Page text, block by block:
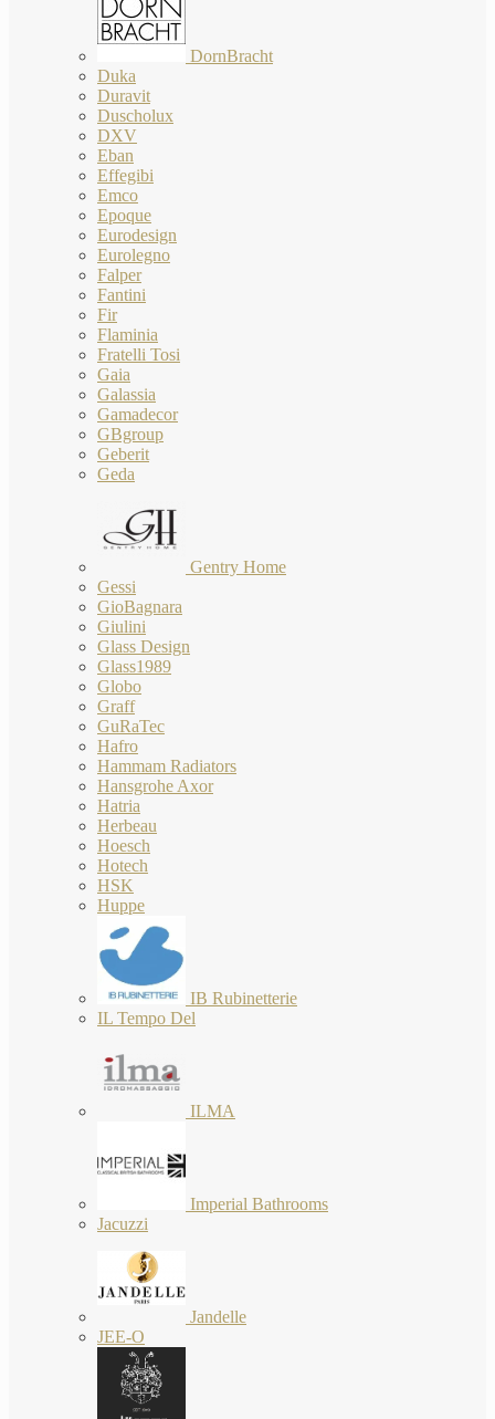
DornBracht
Duka
Duravit
Duscholux
DXV
Eban
Effegibi
Emco
Epoque
Eurodesign
Eurolegno
Falper
Fantini
Fir
Flaminia
Fratelli Tosi
Gaia
Galassia
Gamadecor
GBgroup
Geberit
Geda
Gentry Home
Gessi
GioBagnara
Giulini
Glass Design
Glass1989
Globo
Graff
GuRaTec
Hafro
Hammam Radiators
Hansgrohe Axor
Hatria
Herbeau
Hoesch
Hotech
HSK
Huppe
IB Rubinetterie
IL Tempo Del
ILMA
Imperial Bathrooms
Jacuzzi
Jandelle
JEE-O